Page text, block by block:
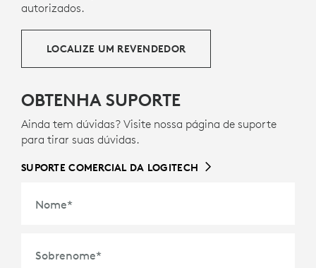
autorizados.
LOCALIZE UM REVENDEDOR
OBTENHA SUPORTE
Ainda tem dúvidas? Visite nossa página de suporte
para tirar suas dúvidas.
SUPORTE COMERCIAL DA LOGITECH
Nome*
Sobrenome*